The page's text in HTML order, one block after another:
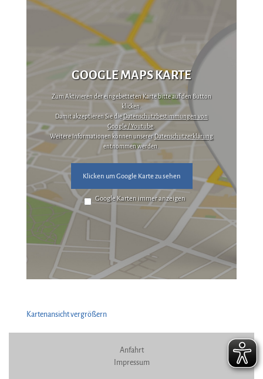
GOOGLE MAPS KARTE
Zum Aktivieren der eingebetteten Karte bitte auf den Button
klicken.
Damit akzeptieren Sie dieDatenschutzbestimmungen von
Google / Youtube.
Weitere Informationen können unsererDatenschutzerklärung
entnommen werden.
Klicken um Google Karte zu sehen
Google Karten immer anzeigen
Kartenansicht vergrößern
Anfahrt
Impressum